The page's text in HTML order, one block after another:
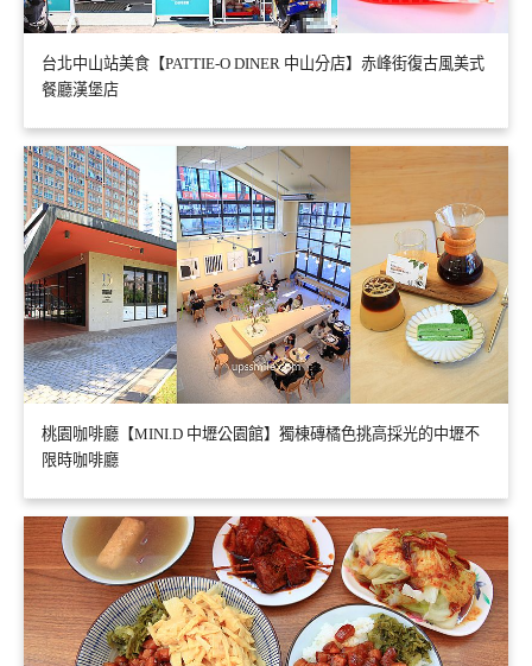
台北中山站美食【PATTIE-O DINER 中山分店】赤峰街復古風美式
餐廳漢堡店
桃園咖啡廳【MINI.D 中壢公園館】獨棟磚橘色挑高採光的中壢不
限時咖啡廳